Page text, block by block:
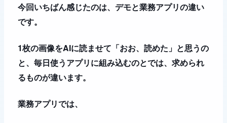
今回いちばん感じたのは、デモと業務アプリの違い
です。
1枚の画像をAIに読ませて「おお、読めた」と思うの
と、毎日使うアプリに組み込むのとでは、求められ
るものが違います。
業務アプリでは、